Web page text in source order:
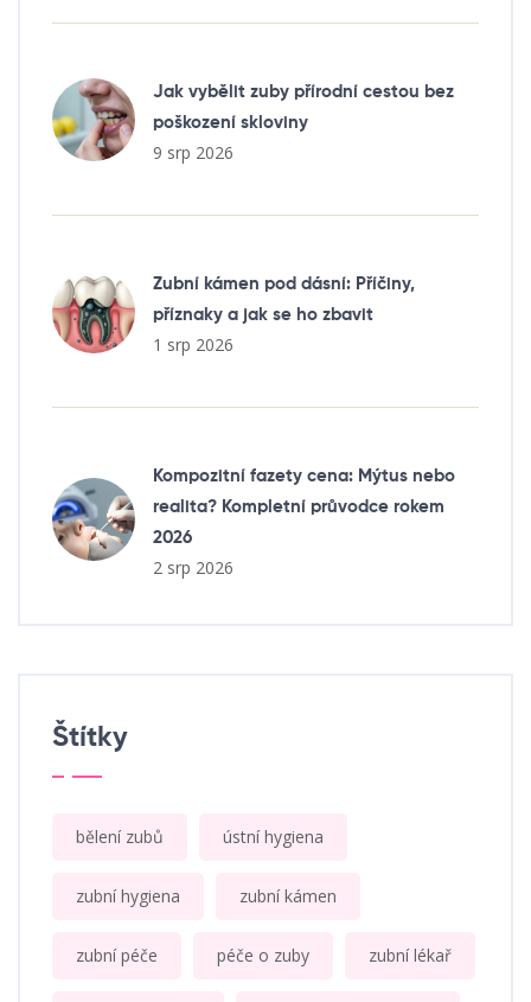
Jak vybělit zuby přírodní cestou bez
poškození skloviny
9 srp 2026
Zubní kámen pod dásní: Příčiny,
příznaky a jak se ho zbavit
1 srp 2026
Kompozitní fazety cena: Mýtus nebo
realita? Kompletní průvodce rokem
2026
2 srp 2026
Štítky
bělení zubů ústní hygiena
zubní hygiena zubní kámen
zubní péče péče o zuby zubní lékař